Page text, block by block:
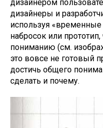
дизайнером
дизайнеры и
используя
набросок или
пониманию (см.
это вовсе не готовый
достичь общего
сделать и почему.